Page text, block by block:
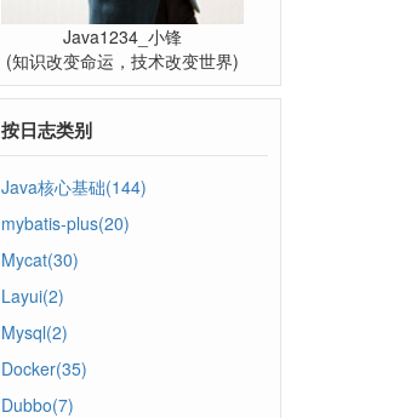
Java1234_小锋
(知识改变命运，技术改变世界)
按日志类别
Java核心基础(144)
mybatis-plus(20)
Mycat(30)
Layui(2)
Mysql(2)
Docker(35)
Dubbo(7)